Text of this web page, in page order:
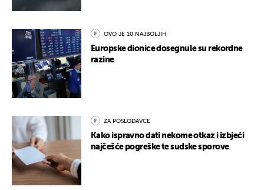
OVO JE 10 NAJBOLJIH
Europske dionice dosegnule su rekordne
razine
ZA POSLODAVCE
Kako ispravno dati nekome otkaz i izbjeći
najčešće pogreške te sudske sporove